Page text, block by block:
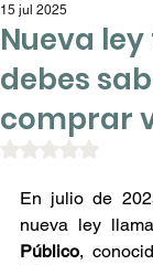
Nueva ley
debes
comprar
15 jul 2025
Obtuvo NaN
En julio de
nueva ley
Público,